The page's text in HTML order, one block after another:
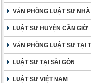
VĂN PHÒNG LUẬT SƯ
LUẬT SƯ HUYỆN CẦN GIỜ
VĂN PHÒNG LUẬT SƯ TẠI
LUẬT SƯ TẠI SÀI GÒN
LUẬT SƯ VIỆT NAM